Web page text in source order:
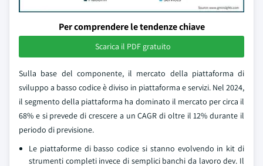
Per comprendere le tendenze chiave
Scarica il PDF gratuito
Sulla base del componente, il mercato della piattaforma di
sviluppo a basso codice è diviso in piattaforma e servizi. Nel 2024,
il segmento della piattaforma ha dominato il mercato per circa il
68% e si prevede di crescere a un CAGR di oltre il 12% durante il
periodo di previsione.
Le piattaforme di basso codice si stanno evolvendo in kit di
strumenti completi invece di semplici banchi da lavoro dev. Il